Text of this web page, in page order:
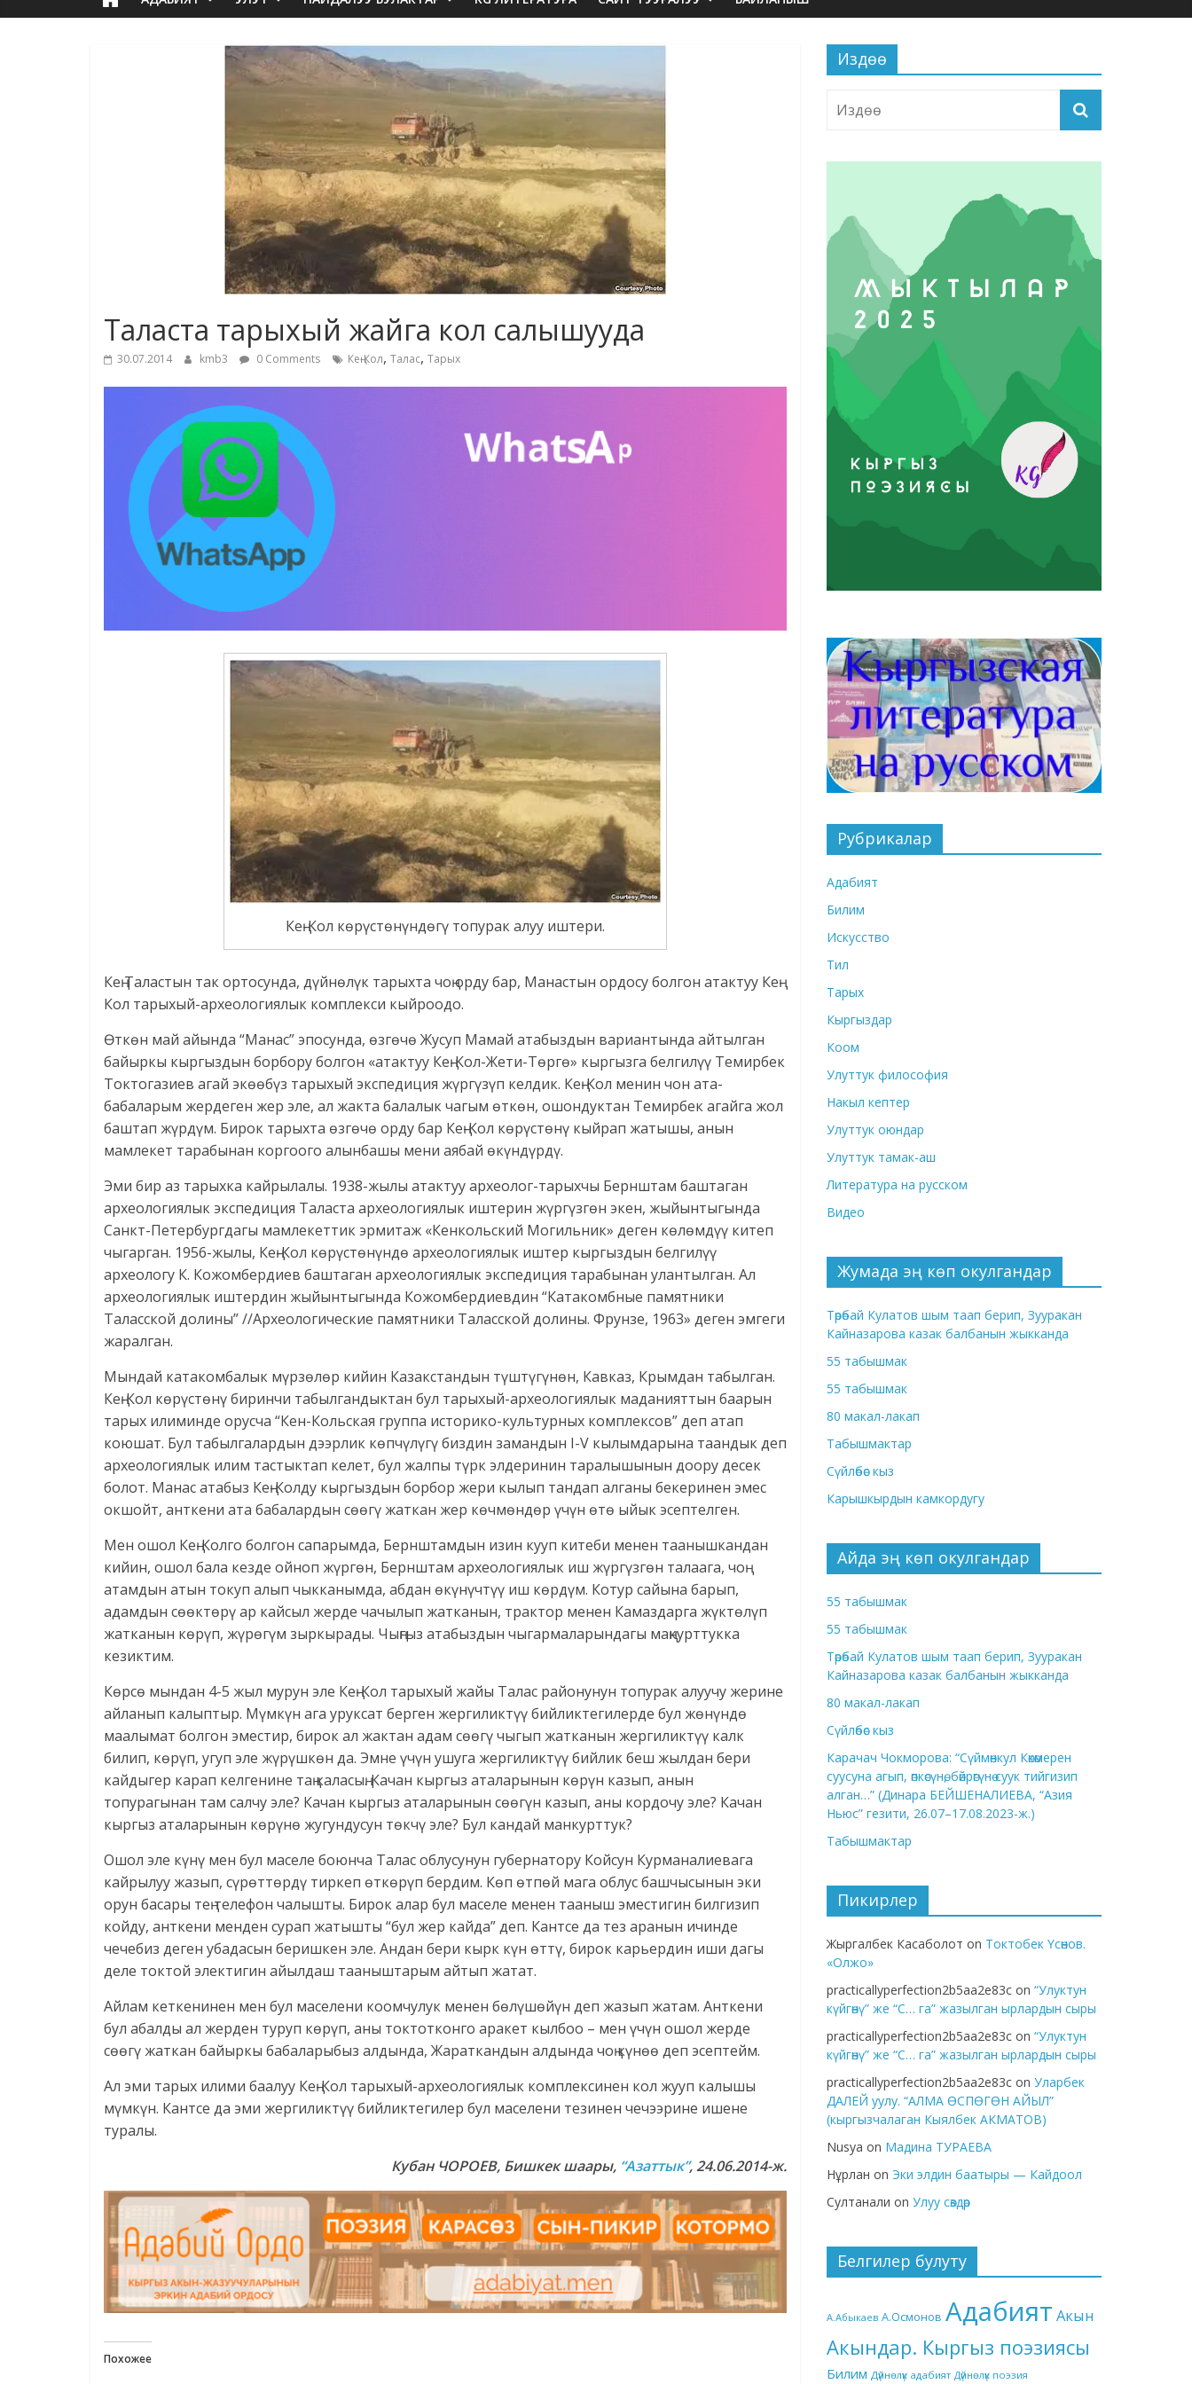
Таласта тарыхый жайга кол салышууда
30.07.2014 kmb3 0 Comments Кең-Кол, Талас, Тарых
Кең-Кол көрүстөнүндөгү топурак алуу иштери.
Кең Таластын так ортосунда, дүйнөлүк тарыхта чоң орду бар, Манастын ордосу болгон атактуу Кең-
Кол тарыхый-археологиялык комплекси кыйроодо.
Өткөн май айында “Манас” эпосунда, өзгөчө Жусуп Мамай атабыздын вариантында айтылган
байыркы кыргыздын борбору болгон «атактуу Кең-Кол-Жети-Төргө» кыргызга белгилүү Темирбек
Токтогазиев агай экөөбүз тарыхый экспедиция жүргүзүп келдик. Кең-Кол менин чон ата-
бабаларым жердеген жер эле, ал жакта балалык чагым өткөн, ошондуктан Темирбек агайга жол
баштап жүрдүм. Бирок тарыхта өзгөчө орду бар Кең-Кол көрүстөнү кыйрап жатышы, анын
мамлекет тарабынан коргоого алынбашы мени аябай өкүндүрдү.
Эми бир аз тарыхка кайрылалы. 1938-жылы атактуу археолог-тарыхчы Бернштам баштаган
археологиялык экспедиция Таласта археологиялык иштерин жүргүзгөн экен, жыйынтыгында
Санкт-Петербургдагы мамлекеттик эрмитаж «Кенкольский Могильник» деген көлөмдүү китеп
чыгарган. 1956-жылы, Кең-Кол көрүстөнүндө археологиялык иштер кыргыздын белгилүү
археологу К. Кожомбердиев баштаган археологиялык экспедиция тарабынан улантылган. Ал
археологиялык иштердин жыйынтыгында Кожомбердиевдин “Катакомбные памятники
Таласской долины” //Археологические памятники Таласской долины. Фрунзе, 1963» деген эмгеги
жаралган.
Мындай катакомбалык мүрзөлөр кийин Казакстандын түштүгүнөн, Кавказ, Крымдан табылган.
Кең-Кол көрүстөнү биринчи табылгандыктан бул тарыхый-археологиялык маданияттын баарын
тарых илиминде орусча “Кен-Кольская группа историко-культурных комплексов” деп атап
коюшат. Бул табылгалардын дээрлик көпчүлүгү биздин замандын I-V кылымдарына таандык деп
археологиялык илим тастыктап келет, бул жалпы түрк элдеринин таралышынын доору десек
болот. Манас атабыз Кең-Колду кыргыздын борбор жери кылып тандап алганы бекеринен эмес
окшойт, анткени ата бабалардын сөөгү жаткан жер көчмөндөр үчүн өтө ыйык эсептелген.
Мен ошол Кең-Колго болгон сапарымда, Бернштамдын изин кууп китеби менен таанышкандан
кийин, ошол бала кезде ойноп жүргөн, Бернштам археологиялык иш жүргүзгөн талаага, чоң
атамдын атын токуп алып чыкканымда, абдан өкүнүчтүү иш көрдүм. Котур сайына барып,
адамдын сөөктөрү ар кайсыл жерде чачылып жатканын, трактор менен Камаздарга жүктөлүп
жатканын көрүп, жүрөгүм зыркырады. Чыңгыз атабыздын чыгармаларындагы маңкурттукка
кезиктим.
Көрсө мындан 4-5 жыл мурун эле Кең-Кол тарыхый жайы Талас районунун топурак алуучу жерине
айланып калыптыр. Мүмкүн ага уруксат берген жергиликтүү бийликтегилерде бул жөнүндө
маалымат болгон эместир, бирок ал жактан адам сөөгү чыгып жатканын жергиликтүү калк
билип, көрүп, угуп эле жүрүшкөн да. Эмне үчүн ушуга жергиликтүү бийлик беш жылдан бери
кайдыгер карап келгенине таң каласың. Качан кыргыз аталарынын көрүн казып, анын
топурагынан там салчу эле? Качан кыргыз аталарынын сөөгүн казып, аны кордочу эле? Качан
кыргыз аталарынын көрүнө жугундусун төкчү эле? Бул кандай манкурттук?
Ошол эле күнү мен бул маселе боюнча Талас облусунун губернатору Койсун Курманалиевага
кайрылуу жазып, сүрөттөрдү тиркеп өткөрүп бердим. Көп өтпөй мага облус башчысынын эки
орун басары тең телефон чалышты. Бирок алар бул маселе менен тааныш эместигин билгизип
койду, анткени менден сурап жатышты “бул жер кайда” деп. Кантсе да тез аранын ичинде
чечебиз деген убадасын беришкен эле. Андан бери кырк күн өттү, бирок карьердин иши дагы
деле токтой электигин айылдаш тааныштарым айтып жатат.
Айлам кеткенинен мен бул маселени коомчулук менен бөлүшөйүн деп жазып жатам. Анткени
бул абалды ал жерден туруп көрүп, аны токтотконго аракет кылбоо – мен үчүн ошол жерде
сөөгү жаткан байыркы бабаларыбыз алдында, Жараткандын алдында чоң күнөө деп эсептейм.
Ал эми тарых илими баалуу Кең-Кол тарыхый-археологиялык комплексинен кол жууп калышы
мүмкүн. Кантсе да эми жергиликтүү бийликтегилер бул маселени тезинен чечээрине ишене
туралы.
Кубан ЧОРОЕВ, Бишкек шаары, “Азаттык”, 24.06.2014-ж.
Похожее
Издөө
Рубрикалар
Адабият
Билим
Искусство
Тил
Тарых
Кыргыздар
Коом
Улуттук философия
Накыл кептер
Улуттук оюндар
Улуттук тамак-аш
Литература на русском
Видео
Жумада эң көп окулгандар
Төрөбай Кулатов шым таап берип, Зууракан
Кайназарова казак балбанын жыкканда
55 табышмак
55 табышмак
80 макал-лакап
Табышмактар
Сүйлөбөс кыз
Карышкырдын камкордугу
Айда эң көп окулгандар
55 табышмак
55 табышмак
Төрөбай Кулатов шым таап берип, Зууракан
Кайназарова казак балбанын жыкканда
80 макал-лакап
Сүйлөбөс кыз
Карачач Чокморова: “Сүймөнкул Көкөмерен
суусуна агып, өпкөсүнө, бөйрөгүнө суук тийгизип
алган…” (Динара БЕЙШЕНАЛИЕВА, “Азия
Ньюс” гезити, 26.07–17.08.2023-ж.)
Табышмактар
Пикирлер
Жыргалбек Касаболот on Токтобек Үсөнов.
«Олжо»
practicallyperfection2b5aa2e83c on “Улуктун
күйгөнү” же “С… га” жазылган ырлардын сыры
practicallyperfection2b5aa2e83c on “Улуктун
күйгөнү” же “С… га” жазылган ырлардын сыры
practicallyperfection2b5aa2e83c on Уларбек
ДАЛЕЙ уулу. “АЛМА ӨСПӨГӨН АЙЫЛ”
(кыргызчалаган Кыялбек АКМАТОВ)
Nusya on Мадина ТУРАЕВА
Нұрлан on Эки элдин баатыры — Кайдоол
Султанали on Улуу сөздөр
Белгилер булуту
А.Абыкаев А.Осмонов Адабият Акын
Акындар. Кыргыз поэзиясы
Билим Дүйнөлүк адабият Дүйнөлүк поэзия